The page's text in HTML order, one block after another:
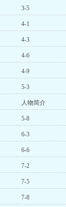
3-5
4-1
4-3
4-6
4-9
5-3
人物简介
5-8
6-3
6-6
7-2
7-5
7-8